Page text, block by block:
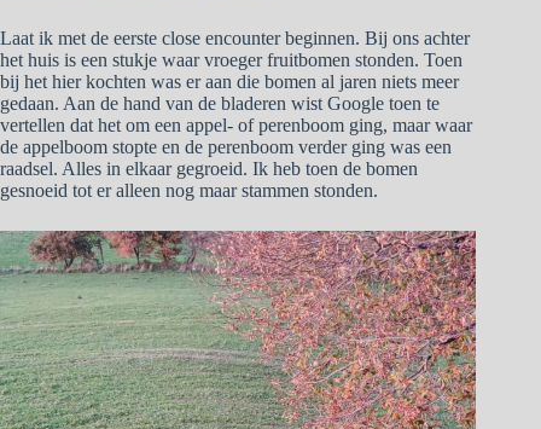
Laat ik met de eerste close encounter beginnen. Bij ons achter
het huis is een stukje waar vroeger fruitbomen stonden. Toen
bij het hier kochten was er aan die bomen al jaren niets meer
gedaan. Aan de hand van de bladeren wist Google toen te
vertellen dat het om een appel- of perenboom ging, maar waar
de appelboom stopte en de perenboom verder ging was een
raadsel. Alles in elkaar gegroeid. Ik heb toen de bomen
gesnoeid tot er alleen nog maar stammen stonden.